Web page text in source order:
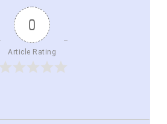
0
Article Rating